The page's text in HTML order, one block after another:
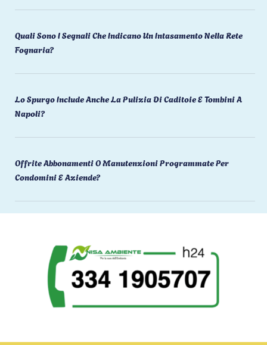
Quali Sono I Segnali Che Indicano Un Intasamento Nella Rete
Fognaria?
Lo Spurgo Include Anche La Pulizia Di Caditoie E Tombini A
Napoli?
Offrite Abbonamenti O Manutenzioni Programmate Per
Condomini E Aziende?